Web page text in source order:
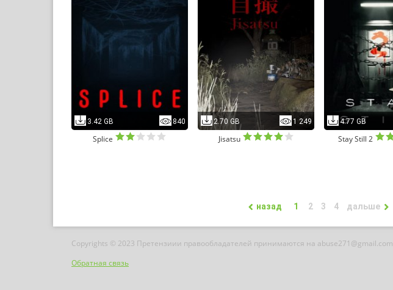
3.42 GB 840
Splice
2.70 GB 1 249
Jisatsu
4.77 GB
Stay Still 2
назад 1 2 3 4 дальше
Copyrights © 2023 Претензиии правообладателей принимаются на abuse271@gmail.com
Обратная связь